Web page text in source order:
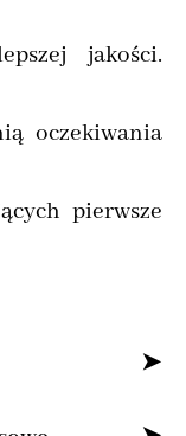
jakości.
oczekiwania
pierwsze